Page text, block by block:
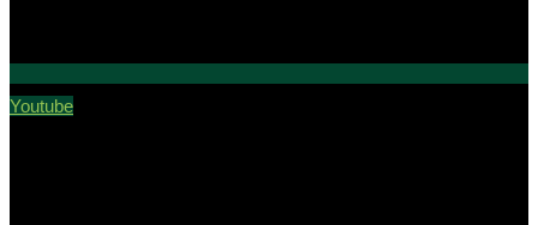
Youtube